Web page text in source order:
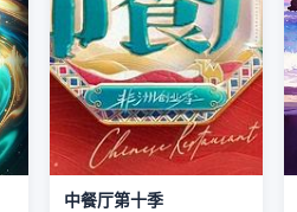
中餐厅第十季